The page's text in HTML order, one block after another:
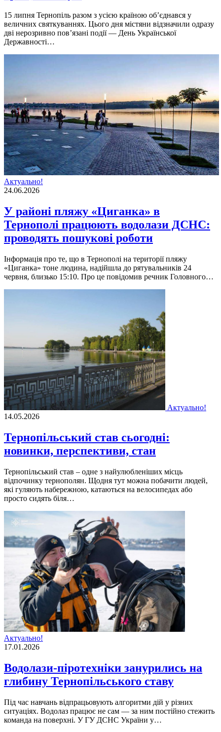
15 липня Тернопіль разом з усією країною об’єднався у
величних святкуваннях. Цього дня містяни відзначили одразу
дві нерозривно пов’язані події — День Української
Державності…
Актуально!
24.06.2026
У районі пляжу «Циганка» в
Тернополі працюють водолази ДСНС:
проводять пошукові роботи
Інформація про те, що в Тернополі на території пляжу
«Циганка» тоне людина, надійшла до рятувальників 24
червня, близько 15:10. Про це повідомив речник Головного…
Актуально!
14.05.2026
Тернопільський став сьогодні:
новинки, перспективи, стан
Тернопільський став – одне з найулюбленіших місць
відпочинку тернополян. Щодня тут можна побачити людей,
які гуляють набережною, катаються на велосипедах або
просто сидять біля…
Актуально!
17.01.2026
Водолази-піротехніки занурились на
глибину Тернопільського ставу
Під час навчань відпрацьовують алгоритми дій у різних
ситуаціях. Водолаз працює не сам — за ним постійно стежить
команда на поверхні. У ГУ ДСНС України у…